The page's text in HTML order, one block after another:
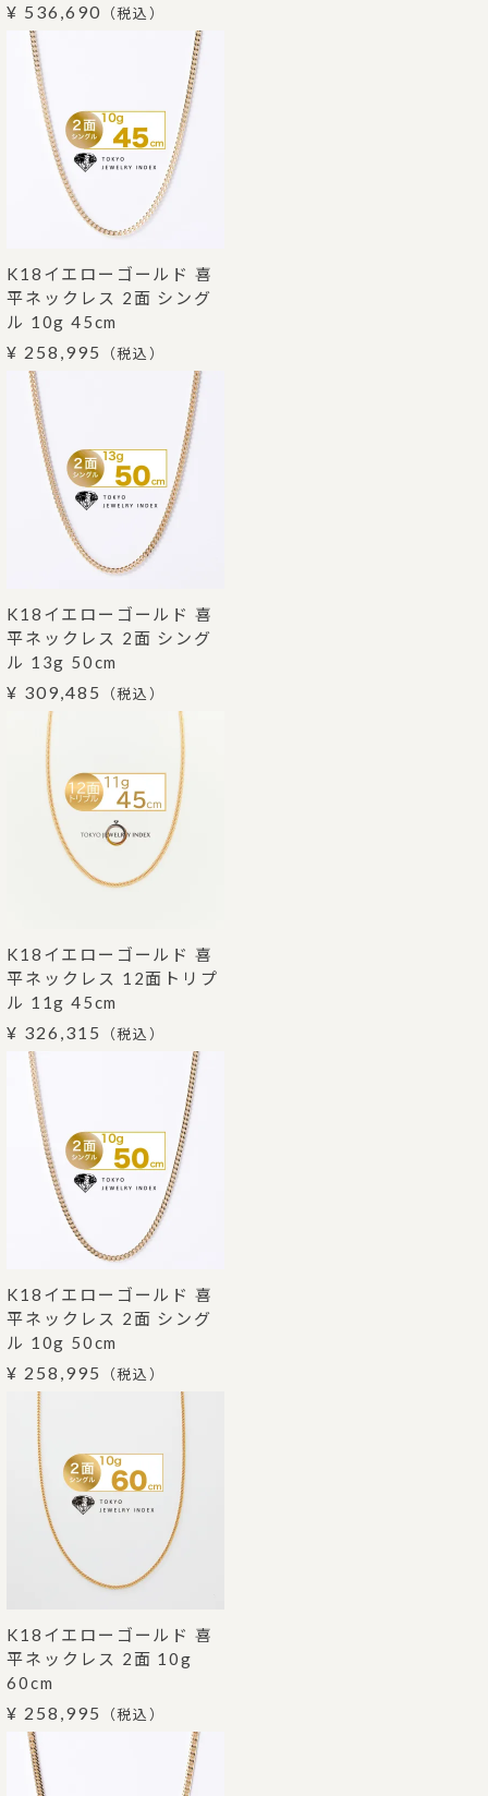
¥ 536,690 （税込）
K18イエローゴールド 喜
平ネックレス 2面 シング
ル 10g 45cm
¥ 258,995 （税込）
K18イエローゴールド 喜
平ネックレス 2面 シング
ル 13g 50cm
¥ 309,485 （税込）
K18イエローゴールド 喜
平ネックレス 12面トリプ
ル 11g 45cm
¥ 326,315 （税込）
K18イエローゴールド 喜
平ネックレス 2面 シング
ル 10g 50cm
¥ 258,995 （税込）
K18イエローゴールド 喜
平ネックレス 2面 10g
60cm
¥ 258,995 （税込）